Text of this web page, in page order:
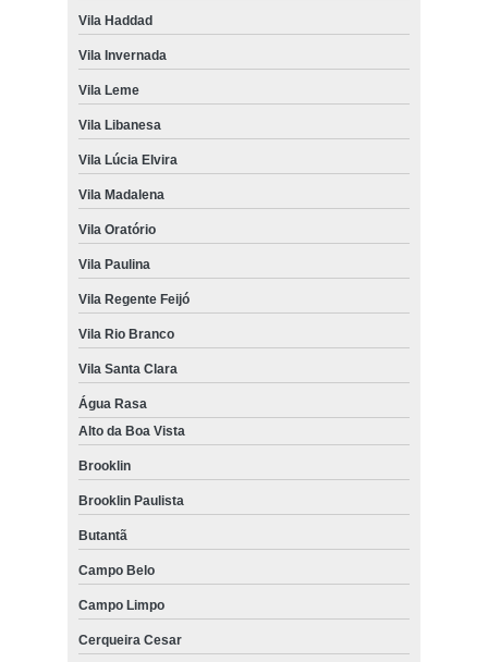
Vila Haddad
Vila Invernada
Vila Leme
Vila Libanesa
Vila Lúcia Elvira
Vila Madalena
Vila Oratório
Vila Paulina
Vila Regente Feijó
Vila Rio Branco
Vila Santa Clara
Água Rasa
Alto da Boa Vista
Brooklin
Brooklin Paulista
Butantã
Campo Belo
Campo Limpo
Cerqueira Cesar